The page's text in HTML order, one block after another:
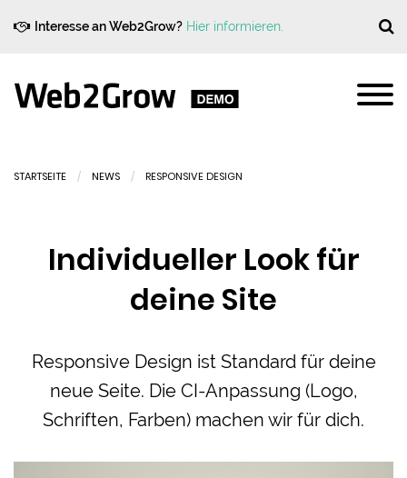
Interesse an Web2Grow? Hier informieren.
STARTSEITE NEWS RESPONSIVE DESIGN
Individueller Look für
deine Site
Responsive Design ist Standard für deine
neue Seite. Die CI-Anpassung (Logo,
Schriften, Farben) machen wir für dich.